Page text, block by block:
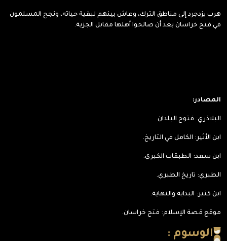
هرب يزدجرد إلى مناطق الترك، وعاش بينهم لبقية حياته، ونجح المسلمون
في فتح خراسان بعد أن صالحوا أهلها مقابل الجزية.
المصادر:
البلاذري: فتوح البلدان.
ابن الأثير: الكامل في التاريخ.
ابن سعد: الطبقات الكبرى.
الطبري: تاريخ الطبري.
ابن كثير: البداية والنهاية.
موقع قصة الإسلام: فتح خراسان.
الوسوم :